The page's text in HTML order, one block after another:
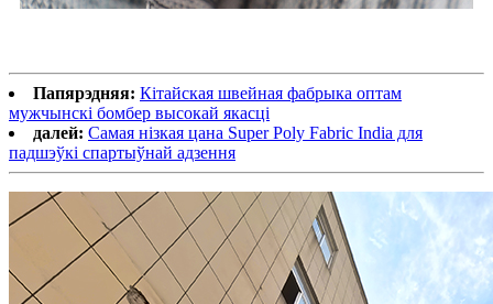
Папярэдняя: Кітайская швейная фабрыка оптам
мужчынскі бомбер высокай якасці
далей: Самая нізкая цана Super Poly Fabric India для
падшэўкі спартыўнай адзення